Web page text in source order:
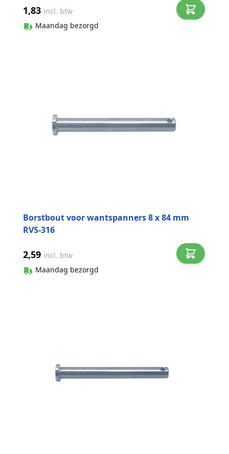
1,83 incl. btw
Maandag bezorgd
Borstbout voor wantspanners 8 x 84 mm
RVS-316
2,59 incl. btw
Maandag bezorgd